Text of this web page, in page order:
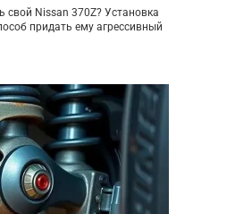
свой Nissan 370Z? Установка
придать ему агрессивный